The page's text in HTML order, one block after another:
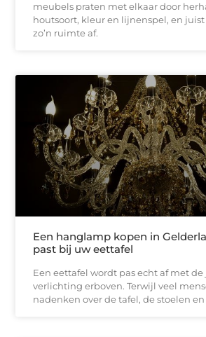
meubels praten met elkaar door
houtsoort, kleur en lijnenspel, en
zo’n ruimte af.
Een hanglamp kopen in
past bij uw eettafel
Een eettafel wordt pas echt af met de
verlichting erboven. Terwijl veel
nadenken over de tafel, de stoelen